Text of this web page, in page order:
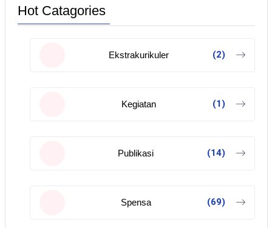
Hot Catagories
Ekstrakurikuler (2)
Kegiatan (1)
Publikasi (14)
Spensa (69)